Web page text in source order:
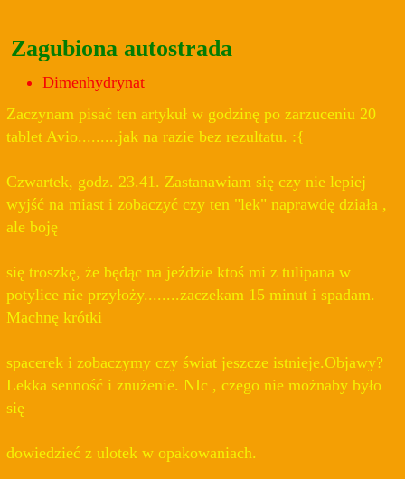
Zagubiona autostrada
Dimenhydrynat
Zaczynam pisać ten artykuł w godzinę po zarzuceniu 20
tablet Avio.........jak na razie bez rezultatu. :{
Czwartek, godz. 23.41. Zastanawiam się czy nie lepiej
wyjść na miast i zobaczyć czy ten "lek" naprawdę działa ,
ale boję
się troszkę, że będąc na jeździe ktoś mi z tulipana w
potylice nie przyłoży........zaczekam 15 minut i spadam.
Machnę krótki
spacerek i zobaczymy czy świat jeszcze istnieje.Objawy?
Lekka senność i znużenie. NIc , czego nie możnaby było
się
dowiedzieć z ulotek w opakowaniach.